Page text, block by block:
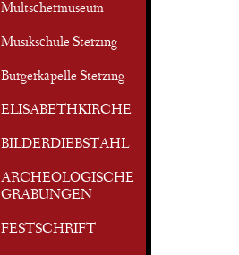
Multschermuseum
Musikschule Sterzing
Bürgerkapelle Sterzing
ELISABETHKIRCHE
BILDERDIEBSTAHL
ARCHEOLOGISCHE
GRABUNGEN
FESTSCHRIFT